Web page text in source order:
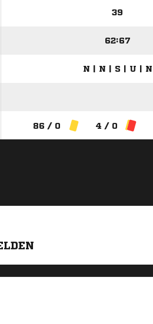
39
62:67
N | N | S | U | N
86 / 0 4 / 0